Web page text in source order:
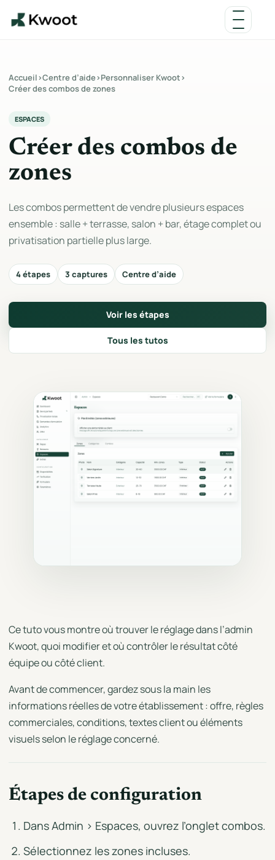
Accueil›Centre d’aide›Personnaliser Kwoot›
Créer des combos de zones
ESPACES
Créer des combos de
zones
Les combos permettent de vendre plusieurs espaces
ensemble : salle + terrasse, salon + bar, étage complet ou
privatisation partielle plus large.
4 étapes 3 captures Centre d’aide
Voir les étapes
Tous les tutos
Ce tuto vous montre où trouver le réglage dans l’admin
Kwoot, quoi modifier et où contrôler le résultat côté
équipe ou côté client.
Avant de commencer, gardez sous la main les
informations réelles de votre établissement : offre, règles
commerciales, conditions, textes client ou éléments
visuels selon le réglage concerné.
Étapes de configuration
Dans Admin > Espaces, ouvrez l’onglet combos.
Sélectionnez les zones incluses.